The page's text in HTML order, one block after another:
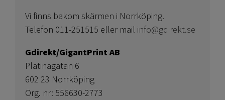
Vi finns bakom skärmen i Norrköping.
Telefon 011-251515 eller mail info@gdirekt.se
Gdirekt/GigantPrint AB
Platinagatan 6
602 23 Norrköping
Org. nr: 556630-2773